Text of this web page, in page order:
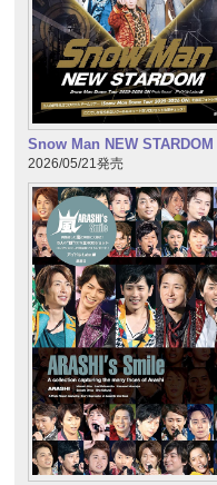
Snow Man NEW STARDOM
2026/05/21発売